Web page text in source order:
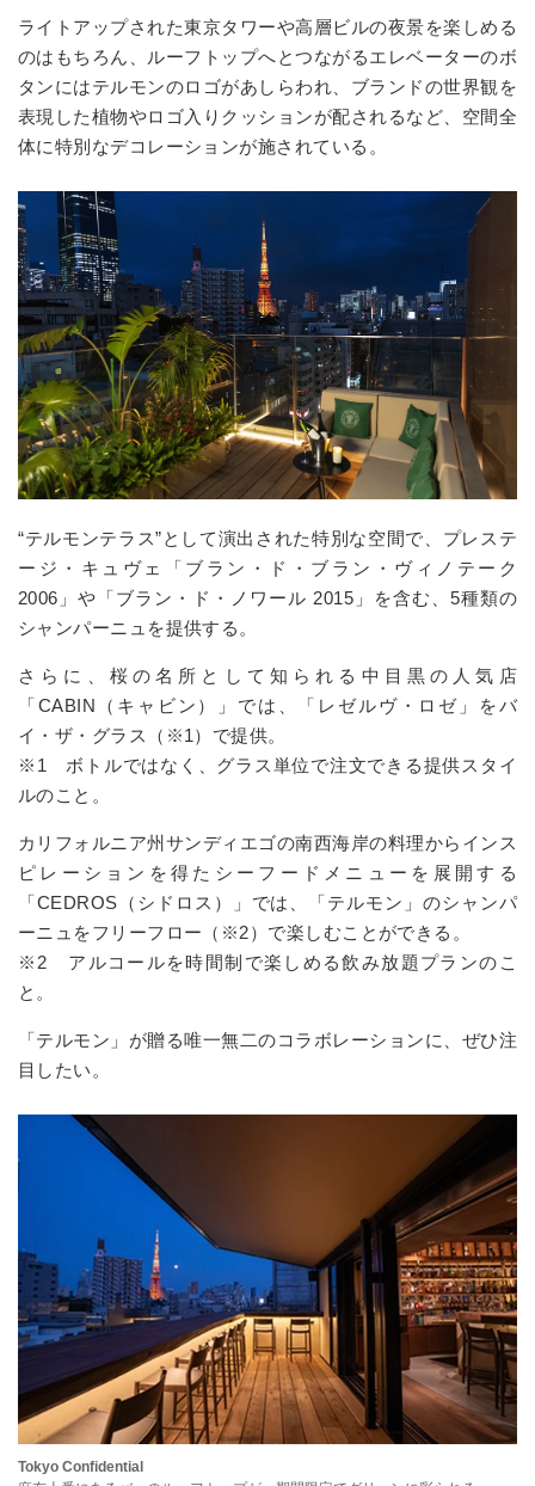
ライトアップされた東京タワーや高層ビルの夜景を楽しめる
のはもちろん、ルーフトップへとつながるエレベーターのボ
タンにはテルモンのロゴがあしらわれ、ブランドの世界観を
表現した植物やロゴ入りクッションが配されるなど、空間全
体に特別なデコレーションが施されている。
“テルモンテラス”として演出された特別な空間で、プレステ
ージ・キュヴェ「ブラン・ド・ブラン・ヴィノテーク
2006」や「ブラン・ド・ノワール 2015」を含む、5種類の
シャンパーニュを提供する。
さらに、桜の名所として知られる中目黒の人気店
「CABIN（キャビン）」では、「レゼルヴ・ロゼ」をバ
イ・ザ・グラス（※1）で提供。
※1 ボトルではなく、グラス単位で注文できる提供スタイ
ルのこと。
カリフォルニア州サンディエゴの南西海岸の料理からインス
ピレーションを得たシーフードメニューを展開する
「CEDROS（シドロス）」では、「テルモン」のシャンパ
ーニュをフリーフロー（※2）で楽しむことができる。
※2 アルコールを時間制で楽しめる飲み放題プランのこ
と。
「テルモン」が贈る唯一無二のコラボレーションに、ぜひ注
目したい。
Tokyo Confidential